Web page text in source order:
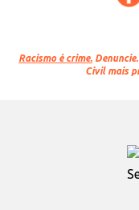
Racismo é crime.
Civil mais